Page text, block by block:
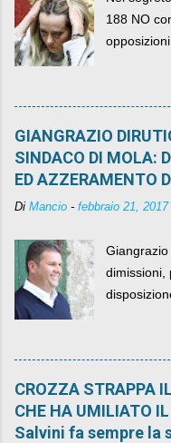
188 NO
GIANGRAZIO
SINDACO DI MOLA:
ED AZZERAMENTO
Di Mancio - febbraio 21, 2017
dimissioni,
quelli che
CROZZA STRAPPA
CHE HA UMILIATO
Salvini fa sempre la